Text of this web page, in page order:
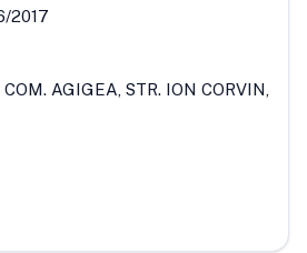
2017
AGIGEA, STR. ION CORVIN,